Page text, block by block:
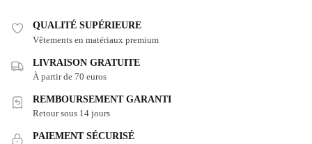
QUALITÉ SUPÉRIEURE
Vêtements en matériaux premium
LIVRAISON GRATUITE
À partir de 70 euros
REMBOURSEMENT GARANTI
Retour sous 14 jours
PAIEMENT SÉCURISÉ